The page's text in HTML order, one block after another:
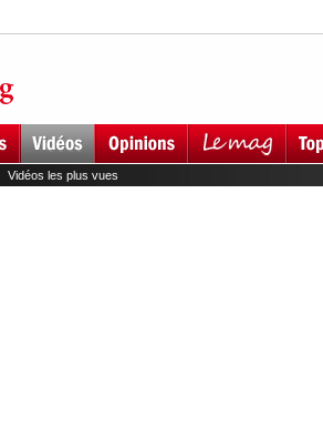
Vidéos les plus vues